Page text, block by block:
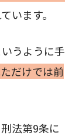
います。
うように手
だけでは前
法第9条に